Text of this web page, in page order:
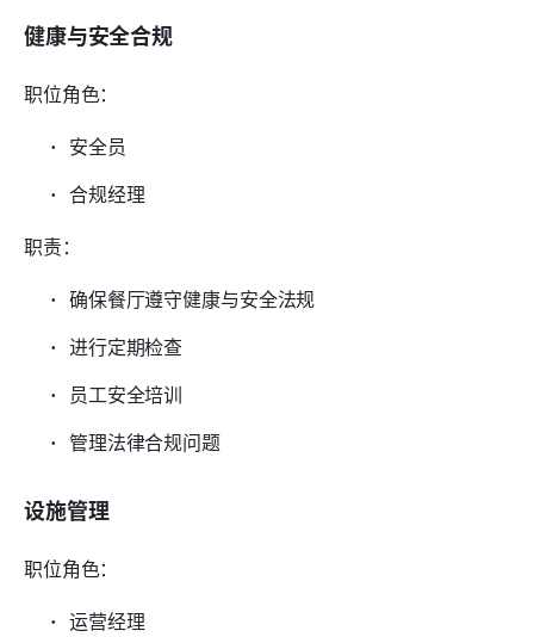
健康与安全合规
职位角色：
安全员
合规经理
职责：
确保餐厅遵守健康与安全法规
进行定期检查
员工安全培训
管理法律合规问题
设施管理
职位角色：
运营经理